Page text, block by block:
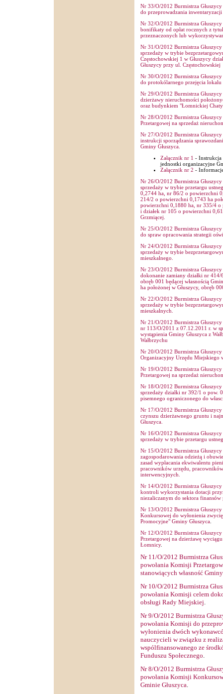
Nr 33/O/2012 Burmistrza
do przeprowadzania
Nr 32/O/2012 Burmistrza
bonifikaty od opłat rocznych z
przeznaczonych lub
Nr 31/O/2012 Burmistrza
sprzedaży w trybie
Częstochowskiej 1 w Głuszycy
Głuszycy przy ul. Częstochowskiej
Nr 30/O/2012 Burmistrza
do protokólarnego przejęcia
Nr 29/O/2012 Burmistrza
dzierżawy nieruchomości
oraz budynkiem "Łomnickiej
Nr 28/O/2012 Burmistrza
Przetargowej na sprzedaż
Nr 27/O/2012 Burmistrza
instrukcji sporządzania
Gminy Głuszyca.
Załącznik nr 1 - Instrukcja
jednostki organizacyjne
Załącznik nr 2 -
Nr 26/O/2012 Burmistrza
sprzedaży w trybie przetargu
0,2744 ha, nr 86/2 o powierzchni
214/2 o powierzchni 0,1743 ha
powierzchni 0,1880 ha, nr 335/4 o
i działek nr 105 o powierzchni
Grzmiącej
Nr 25/O/2012 Burmistrza
do spraw opracowania strategii
Nr 24/O/2012 Burmistrza
sprzedaży w trybie
mieszkalnego.
Nr 23/O/2012 Burmistrza
dokonanie zamiany działki nr 414/
obręb 001 będącej własnością
ha położonej w Głuszycy, obręb
Nr 22/O/2012 Burmistrza
sprzedaży w trybie
mieszkalnych.
Nr 21/O/2012 Burmistrza
nr 113/O/2011 z 07.12.2011 r. w
wystąpienia Gminy Głuszyca z
Wałbrzychu
Nr 20/O/2012 Burmistrza
Organizacyjny Urzędu Miejskiego
Nr 19/O/2012 Burmistrza
Przetargowej na sprzedaż
Nr 18/O/2012 Burmistrza
sprzedaży działki nr 392/1 o pow.
pisemnego ograniczonego do
Nr 17/O/2012 Burmistrza
czynszu dzierżawnego gruntu i
Głuszyca.
Nr 16/O/2012 Burmistrza
sprzedaży w trybie przetargu
Nr 15/O/2012 Burmistrza
zagospodarowania odzieżą i
zasad wypłacania ekwiwalentu
pracowników urzędu,
interwencyjnych.
Nr 14/O/2012 Burmistrza
kontroli wykorzystania dotacji
niezaliczanym do sektora
Nr 13/O/2012 Burmistrza
Konkursowej do wyłonienia
Promocyjne" Gminy Głuszyca.
Nr 12/O/2012 Burmistrza
Przetargowej na dzierżawę
Łomnicy.
Nr 11/O/2012 Burmistrza
powołania Komisji
stanowiących własność
Nr 10/O/2012 Burmistrza
powołania Komisji celem
obsługi Rady Miejskiej.
Nr 9/O/2012 Burmistrza
powołania Komisji do
wyłonienia dwóch
nauczycieli w związku z
wspólfinansowanego ze
Funduszu Społecznego.
Nr 8/O/2012 Burmistrza
powołania Komisji
Gminie Głuszyca.